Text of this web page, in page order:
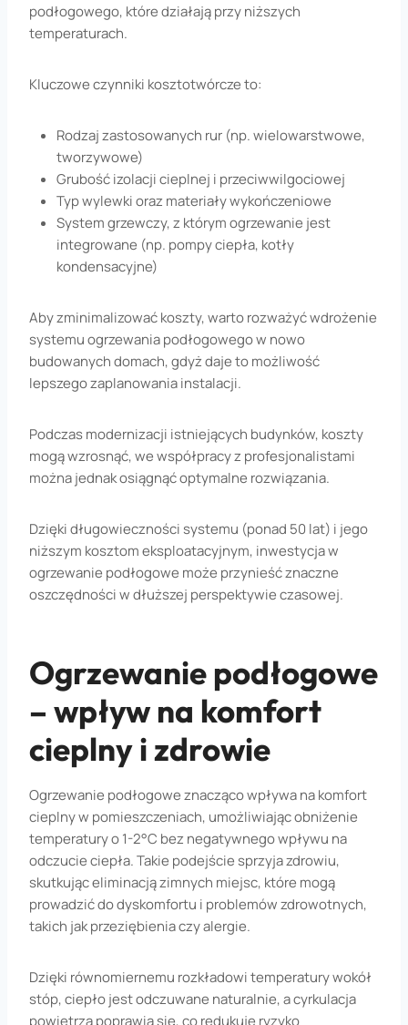
podłogowego, które działają przy niższych
temperaturach.
Kluczowe czynniki kosztotwórcze to:
Rodzaj zastosowanych rur (np. wielowarstwowe,
tworzywowe)
Grubość izolacji cieplnej i przeciwwilgociowej
Typ wylewki oraz materiały wykończeniowe
System grzewczy, z którym ogrzewanie jest
integrowane (np. pompy ciepła, kotły
kondensacyjne)
Aby zminimalizować koszty, warto rozważyć wdrożenie
systemu ogrzewania podłogowego w nowo
budowanych domach, gdyż daje to możliwość
lepszego zaplanowania instalacji.
Podczas modernizacji istniejących budynków, koszty
mogą wzrosnąć, we współpracy z profesjonalistami
można jednak osiągnąć optymalne rozwiązania.
Dzięki długowieczności systemu (ponad 50 lat) i jego
niższym kosztom eksploatacyjnym, inwestycja w
ogrzewanie podłogowe może przynieść znaczne
oszczędności w dłuższej perspektywie czasowej.
Ogrzewanie podłogowe
– wpływ na komfort
cieplny i zdrowie
Ogrzewanie podłogowe znacząco wpływa na komfort
cieplny w pomieszczeniach, umożliwiając obniżenie
temperatury o 1-2°C bez negatywnego wpływu na
odczucie ciepła. Takie podejście sprzyja zdrowiu,
skutkując eliminacją zimnych miejsc, które mogą
prowadzić do dyskomfortu i problemów zdrowotnych,
takich jak przeziębienia czy alergie.
Dzięki równomiernemu rozkładowi temperatury wokół
stóp, ciepło jest odczuwane naturalnie, a cyrkulacja
powietrza poprawia się, co redukuje ryzyko